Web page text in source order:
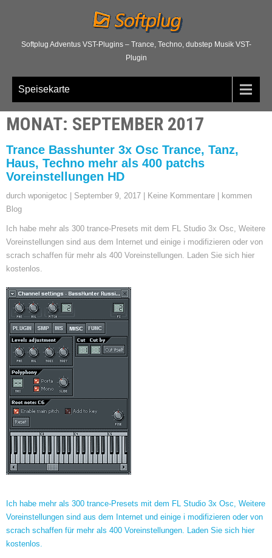
Softplug Adventus VST-Plugins – Trance, Techno, dubstep Musik VST-
Plugin
Speisekarte
MONAT: SEPTEMBER 2017
Trance Basshunter 3x Osc Trance, Tanz,
Haus, Techno mehr als 400 patchs
Voreinstellungen HD
durch wponigetoc September 9, 2017 Keine Kommentare
kommen
Blog
Ich habe mehr als 300 trance-Presets mit dem FL Studio 3x Osc, Weitere
Voreinstellungen sind aus dem Internet und einige i modifizieren oder von
scrach schaffen für mehr als 400 Voreinstellungen. Laden Sie sich hier
kostenlos.
Ich habe mehr als 300 trance-Presets mit dem FL Studio 3x Osc, Weitere
Voreinstellungen sind aus dem Internet und einige i modifizieren oder von
scrach schaffen für mehr als 400 Voreinstellungen. Laden Sie sich hier
kostenlos.